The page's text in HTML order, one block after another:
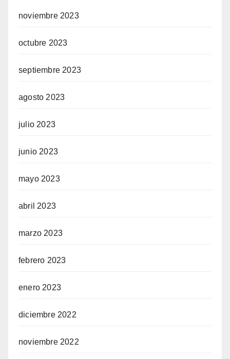
noviembre 2023
octubre 2023
septiembre 2023
agosto 2023
julio 2023
junio 2023
mayo 2023
abril 2023
marzo 2023
febrero 2023
enero 2023
diciembre 2022
noviembre 2022